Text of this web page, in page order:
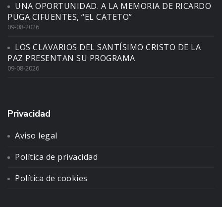
UNA OPORTUNIDAD. A LA MEMORIA DE RICARDO
PUGA CIFUENTES, “EL CATETO”
09-08-2026
LOS CLAVARIOS DEL SANTÍSIMO CRISTO DE LA
PAZ PRESENTAN SU PROGRAMA
09-08-2026
Privacidad
Aviso legal
Política de privacidad
Política de cookies